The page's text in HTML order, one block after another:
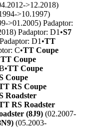
>12.2018)
>10.1997)
>01.2005) Padaptor:
Padaptor: D1 •S7
adaptor: D1 •TT
C•TT Coupe
TT Coupe
•TT Coupe
Coupe
RS Coupe
Roadster
RS Roadster
(8J9) (02.2007-
(05.2003-